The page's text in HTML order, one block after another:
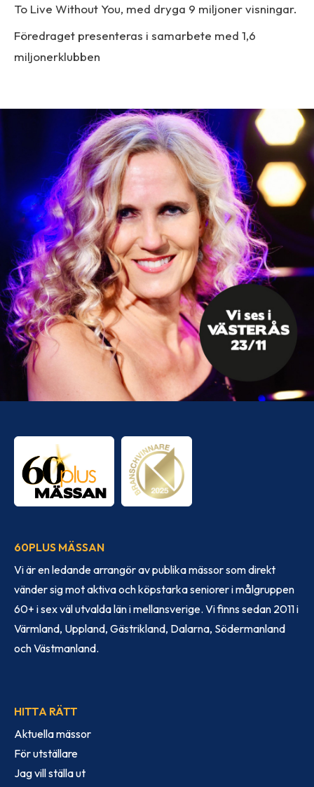
To Live Without You, med dryga 9 miljoner visningar.
Föredraget presenteras i samarbete med 1,6
miljonerklubben
60PLUS MÄSSAN
Vi är en ledande arrangör av publika mässor som direkt
vänder sig mot aktiva och köpstarka seniorer i målgruppen
60+ i sex väl utvalda län i mellansverige. Vi finns sedan 2011 i
Värmland, Uppland, Gästrikland, Dalarna, Södermanland
och Västmanland.
HITTA RÄTT
Aktuella mässor
För utställare
Jag vill ställa ut